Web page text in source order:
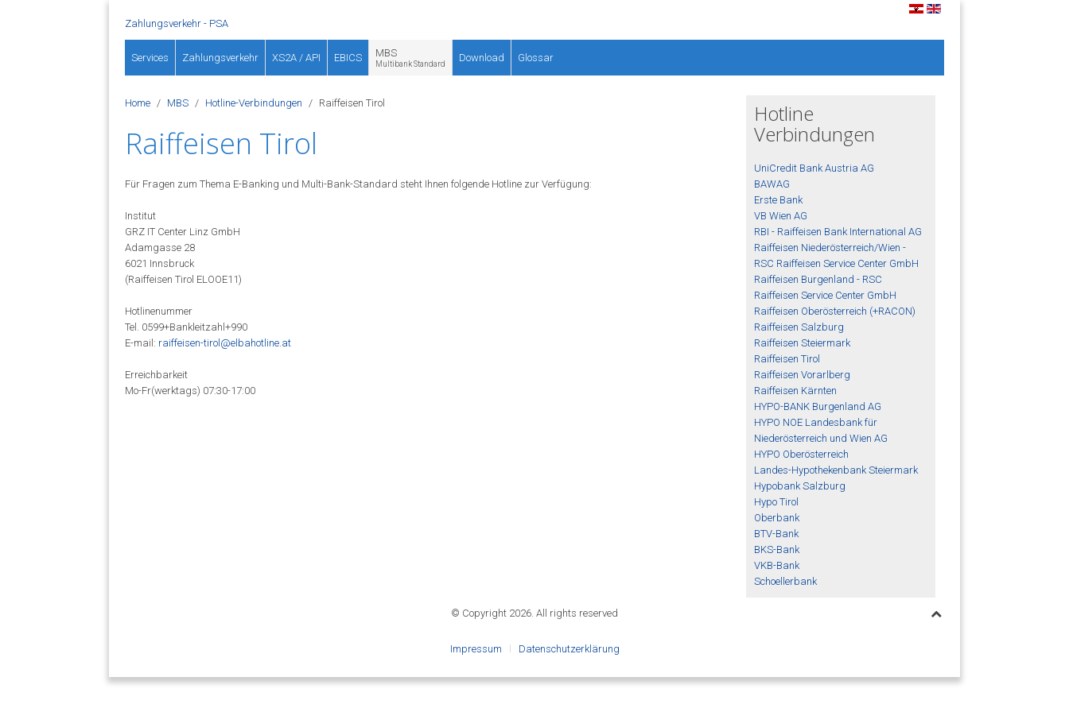
Zahlungsverkehr - PSA
Services Zahlungsverkehr XS2A / API EBICS MBS
Multibank Standard Download Glossar
Home MBS Hotline-Verbindungen Raiffeisen Tirol
Raiffeisen Tirol
Für Fragen zum Thema E-Banking und Multi-Bank-Standard steht Ihnen folgende Hotline zur Verfügung:
Institut
GRZ IT Center Linz GmbH
Adamgasse 28
6021 Innsbruck
(Raiffeisen Tirol ELOOE11)
Hotlinenummer
Tel. 0599+Bankleitzahl+990
E-mail: raiffeisen-tirol@elbahotline.at
Erreichbarkeit
Mo-Fr(werktags) 07:30-17:00
Hotline
Verbindungen
UniCredit Bank Austria AG
BAWAG
Erste Bank
VB Wien AG
RBI - Raiffeisen Bank International AG
Raiffeisen Niederösterreich/Wien -
RSC Raiffeisen Service Center GmbH
Raiffeisen Burgenland - RSC
Raiffeisen Service Center GmbH
Raiffeisen Oberösterreich (+RACON)
Raiffeisen Salzburg
Raiffeisen Steiermark
Raiffeisen Tirol
Raiffeisen Vorarlberg
Raiffeisen Kärnten
HYPO-BANK Burgenland AG
HYPO NOE Landesbank für
Niederösterreich und Wien AG
HYPO Oberösterreich
Landes-Hypothekenbank Steiermark
Hypobank Salzburg
Hypo Tirol
Oberbank
BTV-Bank
BKS-Bank
VKB-Bank
Schoellerbank
© Copyright 2026. All rights reserved
Impressum Datenschutzerklärung